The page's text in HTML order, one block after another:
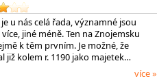
u nás celá řada, významné jsou
jiné méně. Ten na Znojemsku
k těm prvním. Je možné, že
již kolem r. 1190 jako majetek…
více »